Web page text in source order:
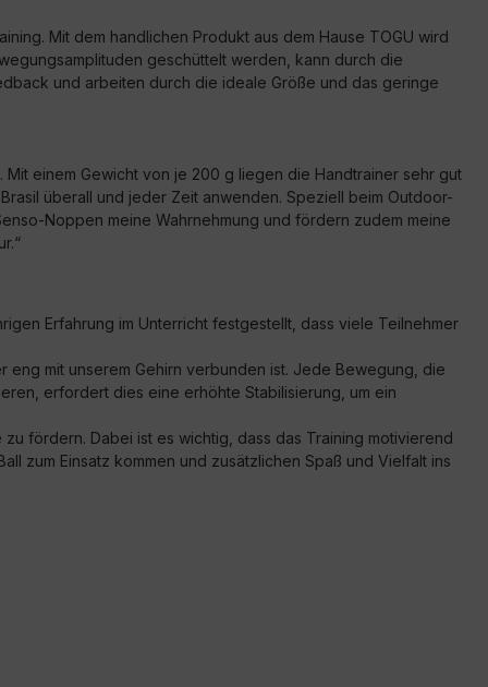
Mit dem handlichen Produkt aus dem Hause TOGU wird
geschüttelt werden, kann durch die
und arbeiten durch die ideale Größe und das geringe
einem Gewicht von je 200 g liegen die Handtrainer sehr gut
überall und jeder Zeit anwenden. Speziell beim Outdoor-
Noppen meine Wahrnehmung und fördern zudem meine
Erfahrung im Unterricht festgestellt, dass viele Teilnehmer
mit unserem Gehirn verbunden ist. Jede Bewegung, die
erfordert dies eine erhöhte Stabilisierung, um ein
fördern. Dabei ist es wichtig, dass das Training motivierend
zum Einsatz kommen und zusätzlichen Spaß und Vielfalt ins